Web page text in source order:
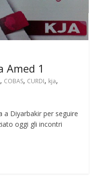
Amed 1
, COBAS, CURDI, kja,
a Diyarbakir per seguire
oggi gli incontri